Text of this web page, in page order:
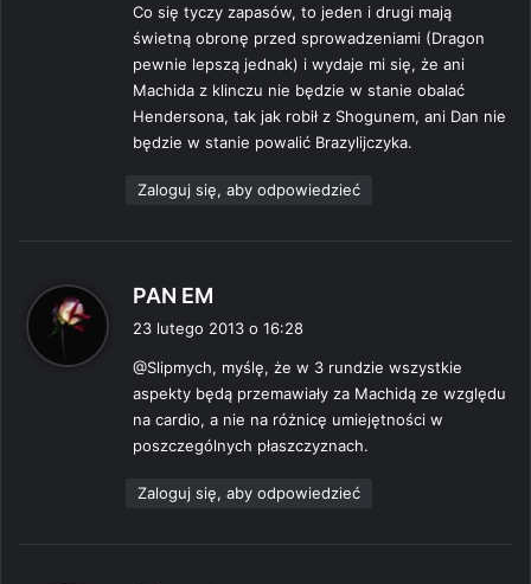
Co się tyczy zapasów, to jeden i drugi mają
świetną obronę przed sprowadzeniami (Dragon
pewnie lepszą jednak) i wydaje mi się, że ani
Machida z klinczu nie będzie w stanie obalać
Hendersona, tak jak robił z Shogunem, ani Dan nie
będzie w stanie powalić Brazylijczyka.
Zaloguj się, aby odpowiedzieć
PAN EM
z
e
:
23 lutego 2013 o 16:28
@Slipmych, myślę, że w 3 rundzie wszystkie
aspekty będą przemawiały za Machidą ze względu
na cardio, a nie na różnicę umiejętności w
poszczególnych płaszczyznach.
Zaloguj się, aby odpowiedzieć